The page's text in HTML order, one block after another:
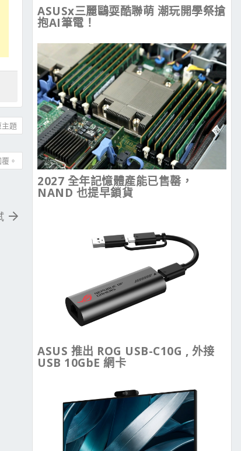
題
。
ASUSx三麗鷗耍酷聯萌 潮玩開學祭搶
抱AI筆電！
2027 全年記憶體產能已售罄，
NAND 也提早鎖貨
ASUS 推出 ROG USB-C10G , 外接
USB 10GbE 網卡